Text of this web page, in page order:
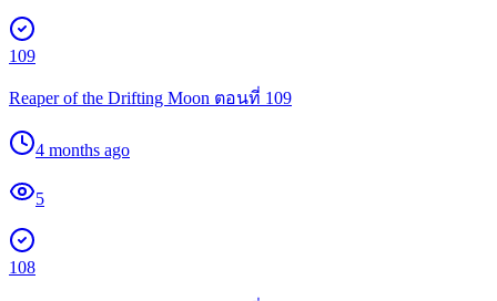
109
Reaper of the Drifting Moon ตอนที่ 109
4 months ago
5
108